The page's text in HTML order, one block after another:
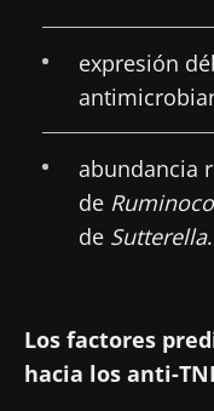
expresión
abundancia
de
de Sutterella.
Los factores
hacia los anti-